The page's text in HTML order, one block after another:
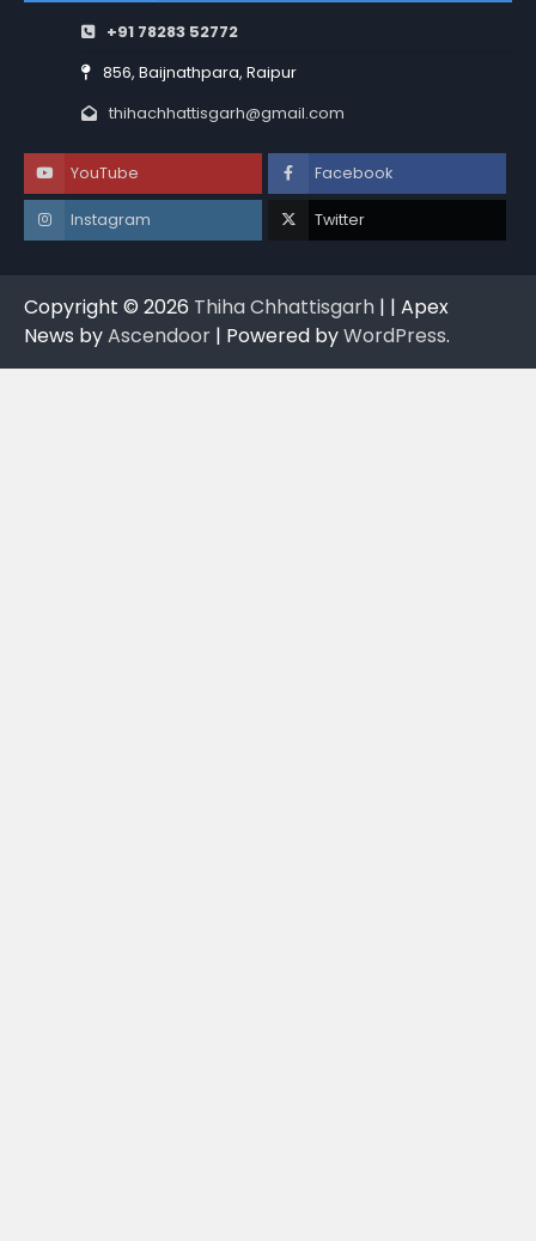
+91 78283 52772
856, Baijnathpara, Raipur
thihachhattisgarh@gmail.com
YouTube Facebook
Instagram Twitter
Copyright © 2026 Thiha Chhattisgarh | | Apex
News byAscendoor | Powered byWordPress.